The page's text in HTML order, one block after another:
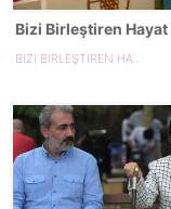
Bizi Birleştiren Hayat
BİZİ BİRLEŞTİREN HAYAT